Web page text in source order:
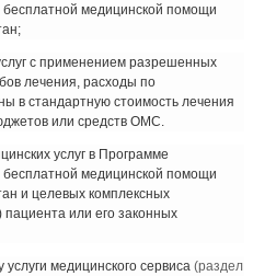
бесплатной медицинской помощи
с применением разрешенных
лечения, расходы по
в стандартную стоимость лечения
или средств ОМС.
услуг в Программе
бесплатной медицинской помощи
и целевых комплексных
или его законных
медицинского сервиса (раздел